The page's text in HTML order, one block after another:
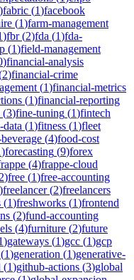
)fabric (1)facebook
(1)farm-management
)fbr(2)fda (1)fda-
(1)field-management
)financial-analysis
2)financial-crime
(1)financial-metrics
(1)financial-reporting
(3)fine-tuning (1)fintech
(1)fitness (1)fleet
(4)food-cost
)forecasting (9)forex
(4)frappe-cloud
2)free (1)free-accounting
)freelancer(2)freelancers
(1)freshworks (1)frontend
(2)fund-accounting
(4)furniture (2)future
)gateways (1)gcc (1)gcp
(1)generation (1)generative-
(1)github-actions (3)global